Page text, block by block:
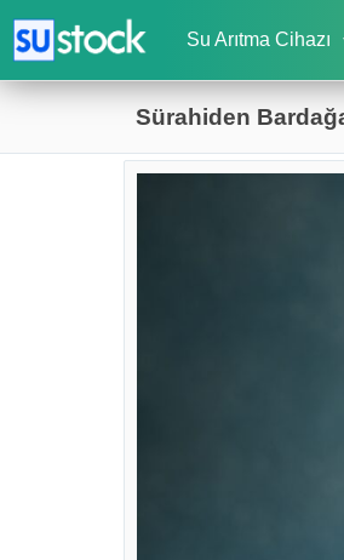
Su Arıtma Cihazı
Sürahiden